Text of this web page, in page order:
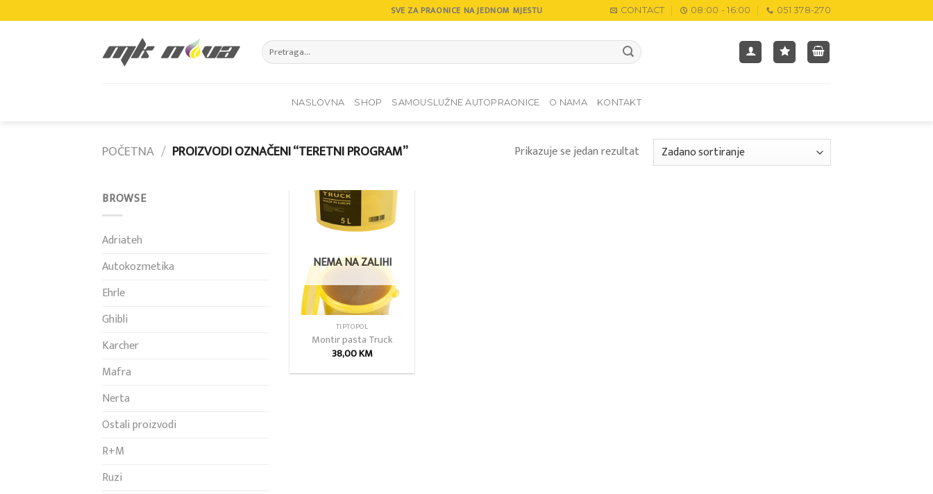
to
SVE ZA PRAONICE NA JEDNOM MJESTU CONTACT 08:00 - 16:00 051 378-270
Pretraži:
NASLOVNA SHOP SAMOUSLUŽNE AUTOPRAONICE O NAMA KONTAKT
POČETNA / PROIZVODI OZNAČENI “TERETNI PROGRAM” Prikazuje se jedan rezultat
BROWSE
Adriateh
Autokozmetika
Ehrle
Ghibli
Karcher
Mafra
Nerta
Ostali proizvodi
R+M
Ruzi
Add to
NEMA NA ZALIHI
TIPTOPOL
Montir pasta Truck
38,00KM